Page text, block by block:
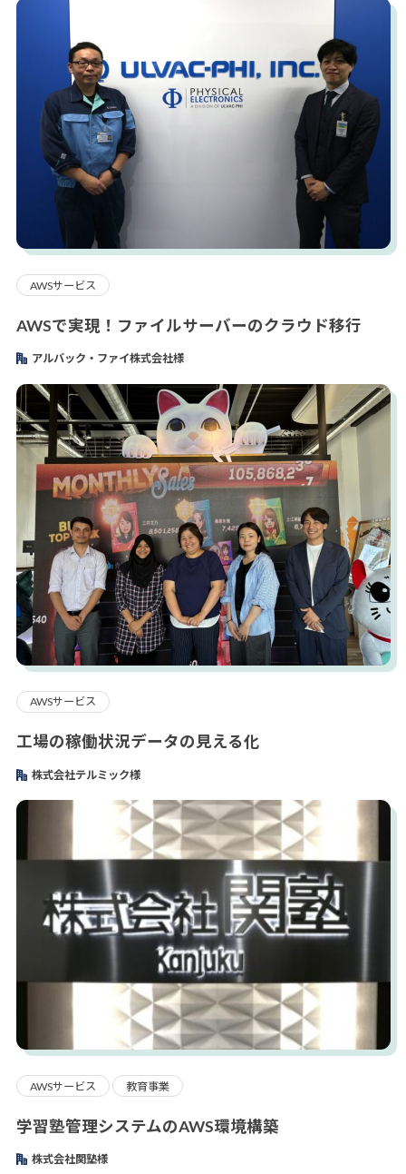
AWSサービス
AWSで実現！ファイルサーバーのクラウド移行
アルバック・ファイ株式会社様
AWSサービス
工場の稼働状況データの見える化
株式会社テルミック様
AWSサービス 教育事業
学習塾管理システムのAWS環境構築
株式会社関塾様